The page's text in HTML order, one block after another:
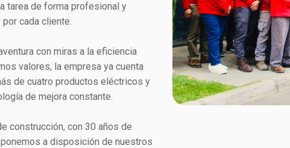
tarea de forma profesional y
cada cliente.
con miras a la eficiencia
valores, la empresa ya cuenta
de cuatro productos eléctricos y
de mejora constante.
construcción, con 30 años de
a disposición de nuestros